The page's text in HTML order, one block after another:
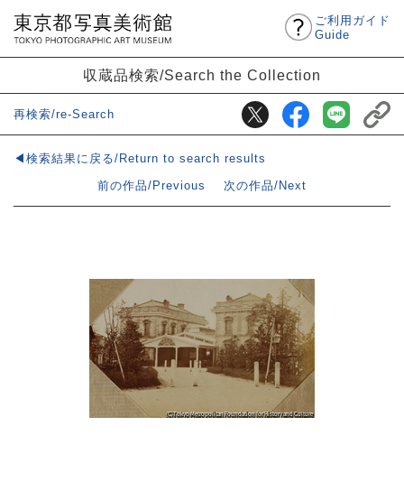
ご利用ガイド
Guide
収蔵品検索/Search the Collection
再検索/re-Search
◀検索結果に戻る/Return to search results
前の作品/Previous
次の作品/Next